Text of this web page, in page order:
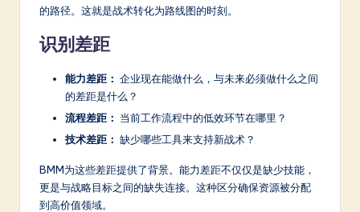
的路径。这就是战术转化为路线图的时刻。
识别差距
能力差距： 企业现在能做什么，与未来必须做什么之间
的差距是什么？
流程差距： 当前工作流程中的低效环节在哪里？
技术差距： 缺少哪些工具来支持新战术？
BMM为这些差距提供了背景。能力差距不仅仅是缺少技能，
更是与战略目标之间的缺失连接。这种区分确保资源被分配
到高价值领域。